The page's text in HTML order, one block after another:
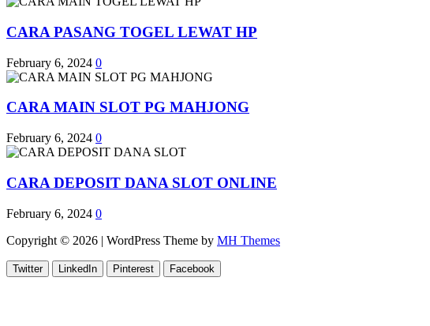
CARA PASANG TOGEL LEWAT HP
February 6, 2024 0
CARA MAIN SLOT PG MAHJONG
February 6, 2024 0
CARA DEPOSIT DANA SLOT ONLINE
February 6, 2024 0
Copyright © 2026 | WordPress Theme by MH Themes
Twitter LinkedIn Pinterest Facebook